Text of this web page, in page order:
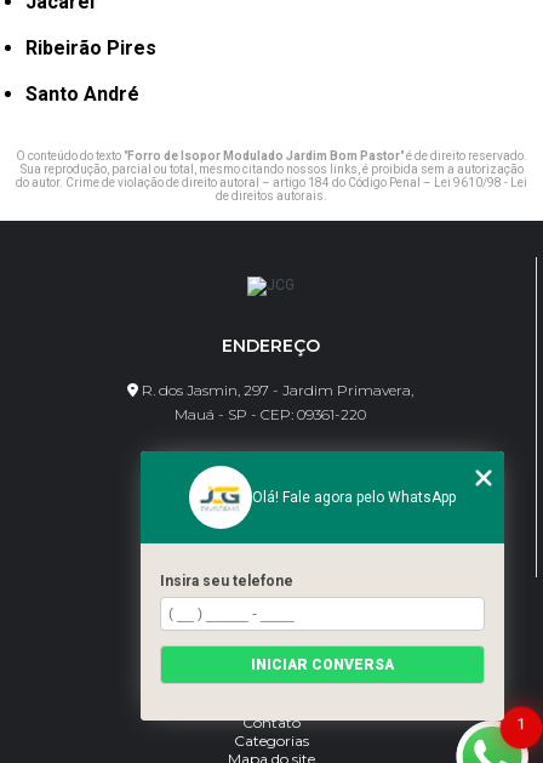
Ribeirão Pires
Santo André
O conteúdo do texto "Forro de Isopor Modulado Jardim Bom Pastor" é de direito reservado.
Sua reprodução, parcial ou total, mesmo citando nossos links, é proibida sem a autorização
do autor. Crime de violação de direito autoral – artigo 184 do Código Penal –
Lei 9610/98 - Lei
de direitos autorais
ENDEREÇO
R. dos Jasmin, 297 - Jardim Primavera,
Mauá - SP - CEP: 09361-220
CONTATO
(11) 95462-8630
bene@jcgdivisorias.com
Home
Sobre Nós
Serviços
Contato
Categorias
Mapa do site
1
Olá! Fale agora pelo WhatsApp
Insira seu telefone
INICIAR CONVERSA